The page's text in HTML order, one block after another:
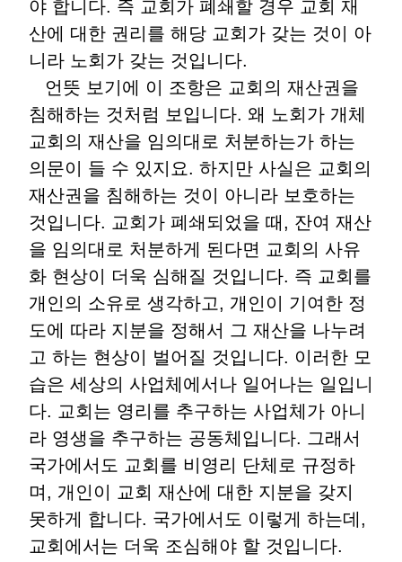
야 합니다. 즉 교회가 폐쇄할 경우 교회 재
산에 대한 권리를 해당 교회가 갖는 것이 아
니라 노회가 갖는 것입니다.
언뜻 보기에 이 조항은 교회의 재산권을
침해하는 것처럼 보입니다. 왜 노회가 개체
교회의 재산을 임의대로 처분하는가 하는
의문이 들 수 있지요. 하지만 사실은 교회의
재산권을 침해하는 것이 아니라 보호하는
것입니다. 교회가 폐쇄되었을 때 , 잔여 재산
을 임의대로 처분하게 된다면 교회의 사유
화 현상이 더욱 심해질 것입니다. 즉 교회를
개인의 소유로 생각하고, 개인이 기여한 정
도에 따라 지분을 정해서 그 재산을 나누려
고 하는 현상이 벌어질 것입니다. 이러한 모
습은 세상의 사업체에서나 일어나는 일입니
다. 교회는 영리를 추구하는 사업체가 아니
라 영생을 추구하는 공동체입니다. 그래서
국가에서도 교회를 비영리 단체로 규정하
며 , 개인이 교회 재산에 대한 지분을 갖지
못하게 합니다. 국가에서도 이렇게 하는데 ,
교회에서는 더욱 조심해야 할 것입니다.